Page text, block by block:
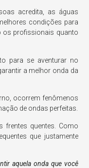
acredita, as águas
condições para
os profissionais quanto
para se aventurar no
a melhor onda da
ocorrem fenômenos
de ondas perfeitas.
frentes quentes. Como
que justamente
aquela onda que você